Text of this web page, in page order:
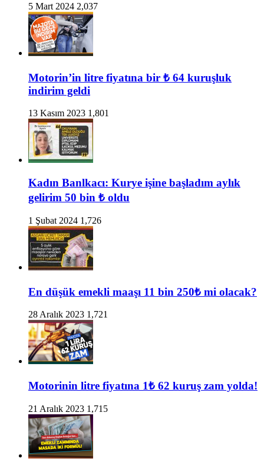
5 Mart 2024 2,037
Motorin’in litre fiyatına bir ₺ 64 kuruşluk
indirim geldi
13 Kasım 2023 1,801
Kadın Banlkacı: Kurye işine başladım aylık
gelirim 50 bin ₺ oldu
1 Şubat 2024 1,726
En düşük emekli maaşı 11 bin 250₺ mi olacak?
28 Aralık 2023 1,721
Motorinin litre fiyatına 1₺ 62 kuruş zam yolda!
21 Aralık 2023 1,715